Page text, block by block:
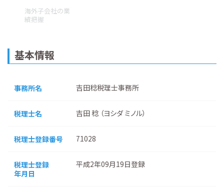
海外子会社の業
績把握
基本情報
事務所名 吉田稔税理士事務所
税理士名 吉田 稔 （ヨシダ ミノル）
税理士登録番号 71028
税理士登録
年月日
平成2年09月19日登録